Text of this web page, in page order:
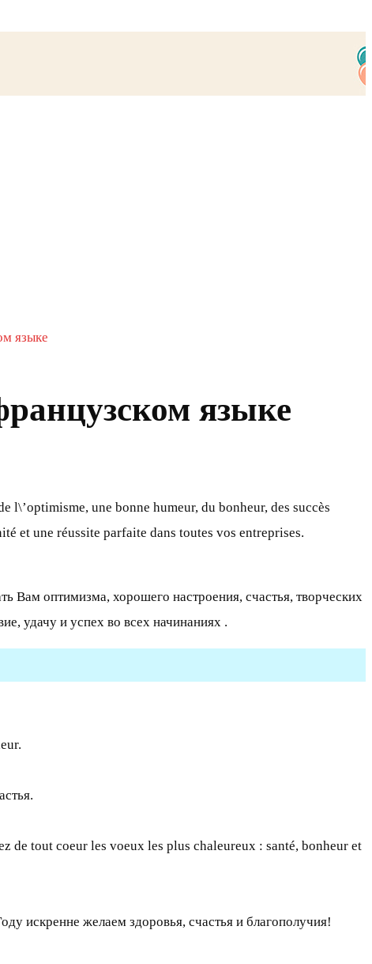
языке
языке
une bonne humeur, du bonheur, des succès
et une réussite parfaite dans toutes vos entreprises.
оптимизма, хорошего настроения, счастья, творческих
удачу и успех во всех начинаниях .
de tout coeur les voeux les plus chaleureux : santé, bonheur et
искренне желаем здоровья, счастья и благополучия!